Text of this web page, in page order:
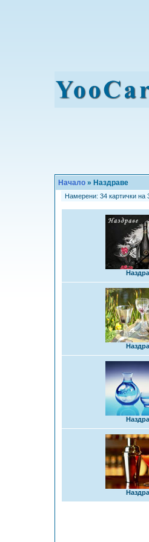
Начало » Наздраве
Намерени: 34 картички на